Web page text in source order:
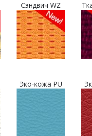
Сэндвич WZ
Эко-кожа PU